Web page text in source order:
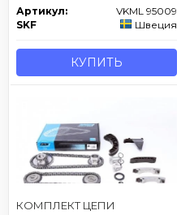
Артикул:
VKML 95009
SKF
Швеция
КУПИТЬ
КОМПЛЕКТ ЦЕПИ